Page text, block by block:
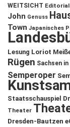
WEITSICHT Editorial
John Genuss
Town Japanisches
Lesung Loriot
Rügen Sachsen in
Semperoper
Staatsschauspiel
Theater
Dresden-Bautzen